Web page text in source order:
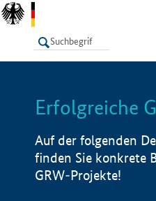
LISTE
Erfolgreiche
Auf der folgenden
finden Sie konkrete
GRW-Projekte!